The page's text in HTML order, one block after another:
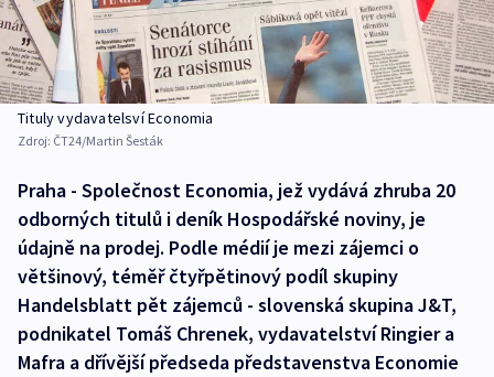
Tituly vydavatelsví Economia
Zdroj: ČT24/Martin Šesták
Praha - Společnost Economia, jež vydává zhruba 20
odborných titulů i deník Hospodářské noviny, je
údajně na prodej. Podle médií je mezi zájemci o
většinový, téměř čtyřpětinový podíl skupiny
Handelsblatt pět zájemců - slovenská skupina J&T,
podnikatel Tomáš Chrenek, vydavatelství Ringier a
Mafra a dřívější předseda představenstva Economie